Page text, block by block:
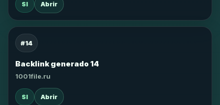
SI Abrir
#14
Backlink generado 14
1001file.ru
SI Abrir